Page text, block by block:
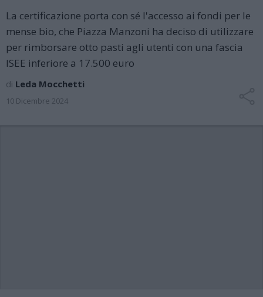
La certificazione porta con sé l'accesso ai fondi per le
mense bio, che Piazza Manzoni ha deciso di utilizzare
per rimborsare otto pasti agli utenti con una fascia
ISEE inferiore a 17.500 euro
di Leda Mocchetti
10 Dicembre 2024